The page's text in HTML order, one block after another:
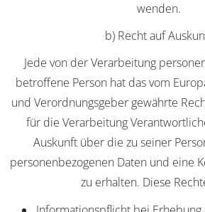
wenden.
b) Recht auf
Jede von der Verarbeitung
betroffene Person hat das vom
und Verordnungsgeber gewährte
für die Verarbeitung
Auskunft über die zu seiner
personenbezogenen Daten und eine
zu erhalten. Diese